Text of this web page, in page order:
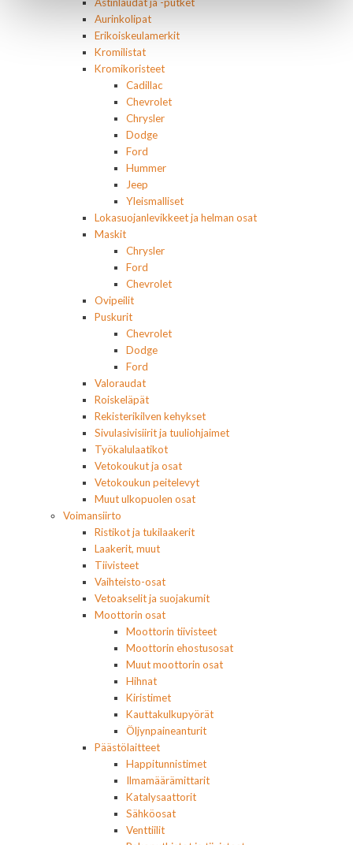
Aurinkolipat
Erikoiskeulamerkit
Kromilistat
Kromikoristeet
Cadillac
Chevrolet
Chrysler
Dodge
Ford
Hummer
Jeep
Yleismalliset
Lokasuojanlevikkeet ja helman osat
Maskit
Chrysler
Ford
Chevrolet
Ovipeilit
Puskurit
Chevrolet
Dodge
Ford
Valoraudat
Roiskeläpät
Rekisterikilven kehykset
Sivulasivisiirit ja tuuliohjaimet
Työkalulaatikot
Vetokoukut ja osat
Vetokoukun peitelevyt
Muut ulkopuolen osat
Voimansiirto
Ristikot ja tukilaakerit
Laakerit, muut
Tiivisteet
Vaihteisto-osat
Vetoakselit ja suojakumit
Moottorin osat
Moottorin tiivisteet
Moottorin ehostusosat
Muut moottorin osat
Hihnat
Kiristimet
Kauttakulkupyörät
Öljynpaineanturit
Päästölaitteet
Happitunnistimet
Ilmamäärämittarit
Katalysaattorit
Sähköosat
Venttiilit